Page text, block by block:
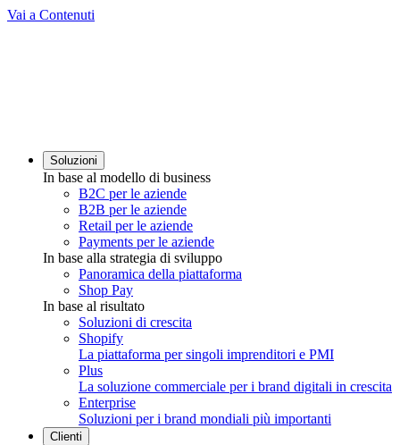
Vai a Contenuti
Soluzioni
In base al modello di business
B2C per le aziende
B2B per le aziende
Retail per le aziende
Payments per le aziende
In base alla strategia di sviluppo
Panoramica della piattaforma
Shop Pay
In base al risultato
Soluzioni di crescita
Shopify
La piattaforma per singoli imprenditori e PMI
Plus
La soluzione commerciale per i brand digitali in crescita
Enterprise
Soluzioni per i brand mondiali più importanti
Clienti